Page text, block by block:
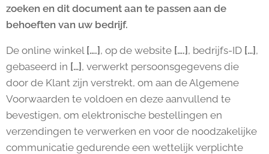
zoeken en dit document aan te passen aan de
behoeften van uw bedrijf.
De online winkel [….] , op de website [….] , bedrijfs-ID […] ,
gebaseerd in […] , verwerkt persoonsgegevens die
door de Klant zijn verstrekt, om aan de Algemene
Voorwaarden te voldoen en deze aanvullend te
bevestigen, om elektronische bestellingen en
verzendingen te verwerken en voor de noodzakelijke
communicatie gedurende een wettelijk verplichte